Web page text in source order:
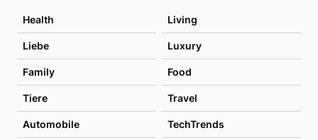
Health Living
Liebe Luxury
Family Food
Tiere Travel
Automobile TechTrends